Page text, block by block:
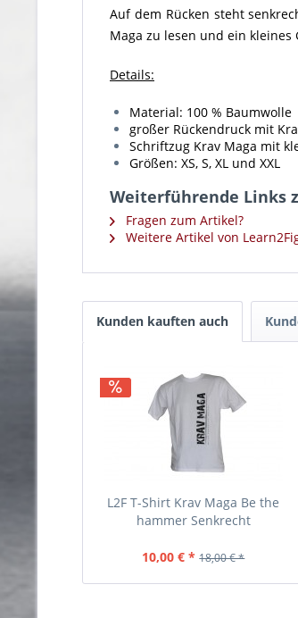
Auf dem Rücken steht
Maga zu lesen und ein
Details:
Material: 100 % Baumwolle
großer Rückendruck mit
Schriftzug Krav Maga mit
Größen: XS, S, XL und XXL
Weiterführende Links
Fragen zum Artikel?
Weitere Artikel von
Kunden kauften auch
L2F T-Shirt Krav Maga Be the
hammer Senkrecht
10,00 € * 18,00 € *